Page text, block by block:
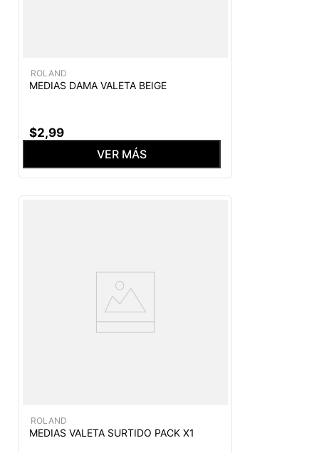
ROLAND
MEDIAS DAMA VALETA BEIGE
$2,99
VER MÁS
ROLAND
MEDIAS VALETA SURTIDO PACK X1